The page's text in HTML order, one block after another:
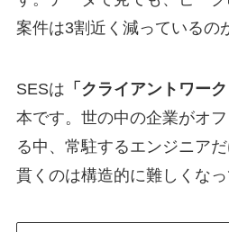
案件は3割近く減っているの
SESは 「クライアントワー
本です。世の中の企業がオ
る中、常駐するエンジニア
貫くのは構造的に難しくなっ